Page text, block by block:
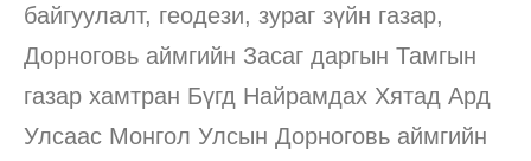
байгуулалт, геодези, зураг зүйн газар,
Дорноговь аймгийн Засаг даргын Тамгын
газар хамтран Бүгд Найрамдах Хятад Ард
Улсаас Монгол Улсын Дорноговь аймгийн